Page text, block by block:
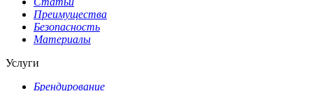
Преимущества
Безопасность
Материалы
Услуги
Брендирование